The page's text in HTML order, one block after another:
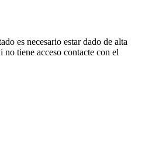
es necesario estar dado de alta
tiene acceso contacte con el